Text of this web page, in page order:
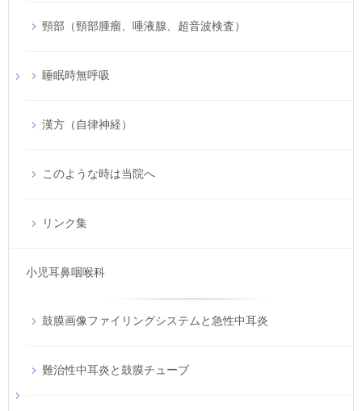
頸部（頸部腫瘤、唾液腺、超音波検査）
睡眠時無呼吸
漢方（自律神経）
このような時は当院へ
リンク集
小児耳鼻咽喉科
鼓膜画像ファイリングシステムと急性中耳炎
難治性中耳炎と鼓膜チューブ